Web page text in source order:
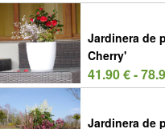
Jardinera de
Cherry'
41.90 € -
Jardinera de